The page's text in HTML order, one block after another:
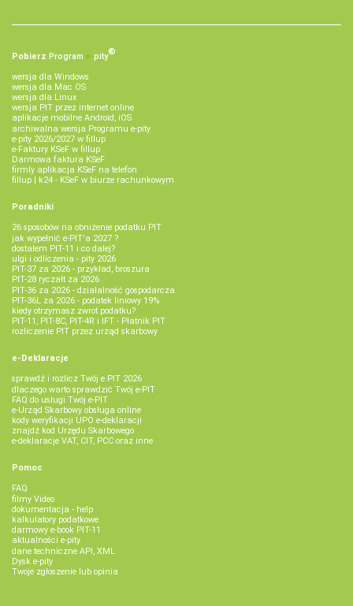
Pobierz Program e‑pity®
wersja dla Windows
wersja dla Mac OS
wersja dla Linux
wersja PIT przez internet online
aplikacje mobilne Android, iOS
archiwalna wersja Programu e-pity
e-pity 2026/2027 w fillup
e‑Faktury KSeF w fillup
Darmowa faktura KSeF
firmly aplikacja KSeF na telefon
fillup | k24 - KSeF w biurze rachunkowym
Poradniki
26 sposobów na obniżenie podatku PIT
jak wypełnić e-PIT'a 2027 ?
dostałem PIT-11 i co dalej?
ulgi i odliczenia - pity 2026
PIT-37 za 2026 - przykład, broszura
PIT-28 ryczałt za 2026
PIT-36 za 2026 - działalność gospodarcza
PIT-36L za 2026 - podatek liniowy 19%
kiedy otrzymasz zwrot podatku?
PIT-11, PIT-8C, PIT-4R i IFT - Płatnik PIT
rozliczenie PIT przez urząd skarbowy
e-Deklaracje
sprawdź i rozlicz Twój e PIT 2026
dlaczego warto sprawdzić Twój e-PIT
FAQ do usługi Twój e-PIT
e-Urząd Skarbowy obsługa online
kody weryfikacji UPO e-deklaracji
znajdź kod Urzędu Skarbowego
e-deklaracje VAT, CIT, PCC oraz inne
Pomoc
FAQ
filmy Video
dokumentacja - help
kalkulatory podatkowe
darmowy e-book PIT-11
aktualności e-pity
dane techniczne API, XML
Dysk e-pity
Twoje zgłoszenie lub opinia